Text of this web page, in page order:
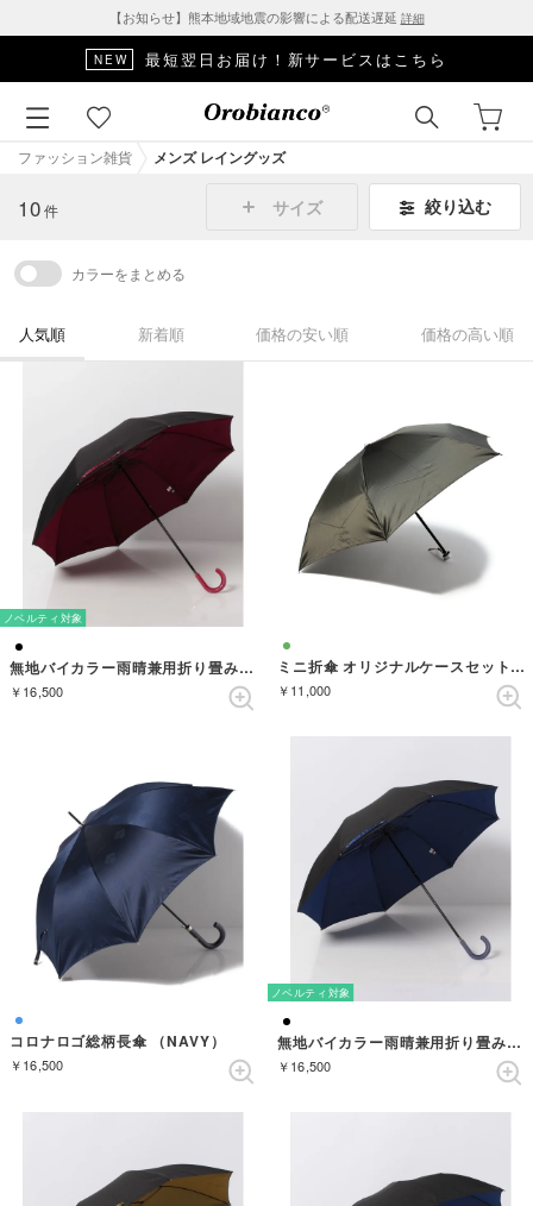
【お知らせ】熊本地域地震の影響による配送遅延 詳細
NEW 最短翌日お届け！新サービスはこちら
ファッション雑貨 メンズ レイングッズ
10件 サイズ 絞り込む
カラーをまとめる
人気順 新着順 価格の安い順 価格の高い順
ノベルティ対象
無地バイカラー雨晴兼用折り畳み傘 （BLACK/RED）
￥16,500
ミニ折傘 オリジナルケースセット （KHAKI）
￥11,000
コロナロゴ総柄長傘 （NAVY）
￥16,500
ノベルティ対象
無地バイカラー雨晴兼用折り畳み傘 （BLACK/BLUE）
￥16,500